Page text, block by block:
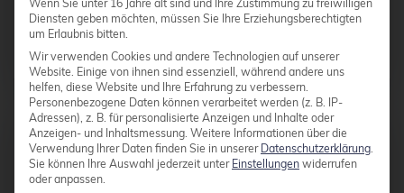
Weiterlesen
pacemaker / Corosync
Wenn Sie unter 16 Jahre alt sind und Ihre Zustimmung zu freiwilligen
Diensten geben möchten, müssen Sie Ihre Erziehungsberechtigten
um Erlaubnis bitten.
Wir verwenden Cookies und andere Technologien auf unserer
Website. Einige von ihnen sind essenziell, während andere uns
helfen, diese Website und Ihre Erfahrung zu verbessern.
Personenbezogene Daten können verarbeitet werden (z. B. IP-
Adressen), z. B. für personalisierte Anzeigen und Inhalte oder
Anzeigen- und Inhaltsmessung. Weitere Informationen über die
Verwendung Ihrer Daten finden Sie in unserer Datenschutzerklärung
Sie können Ihre Auswahl jederzeit unter Einstellungen widerrufen
oder anpassen.